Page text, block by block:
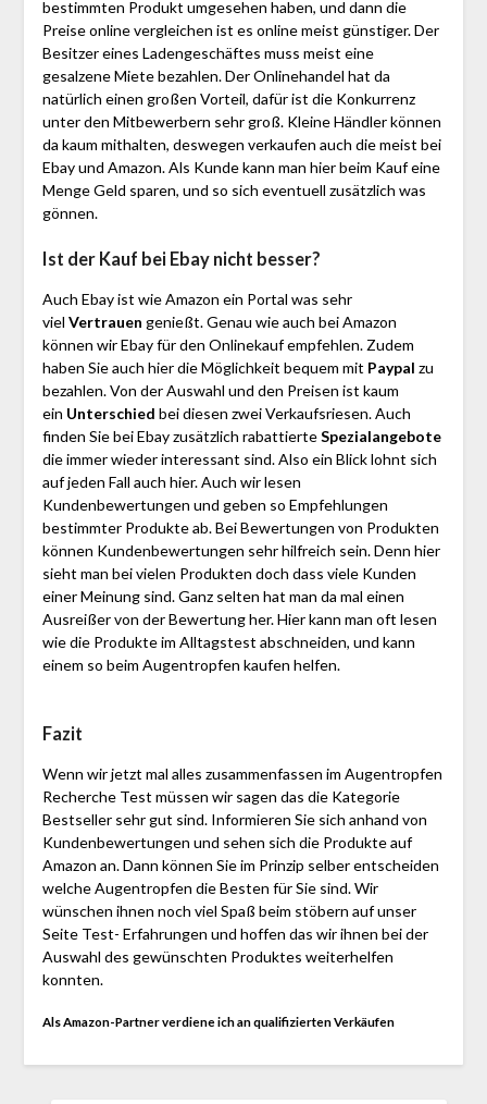
bestimmten Produkt umgesehen haben, und dann die
Preise online vergleichen ist es online meist günstiger. Der
Besitzer eines Ladengeschäftes muss meist eine
gesalzene Miete bezahlen. Der Onlinehandel hat da
natürlich einen großen Vorteil, dafür ist die Konkurrenz
unter den Mitbewerbern sehr groß. Kleine Händler können
da kaum mithalten, deswegen verkaufen auch die meist bei
Ebay und Amazon. Als Kunde kann man hier beim Kauf eine
Menge Geld sparen, und so sich eventuell zusätzlich was
gönnen.
Ist der Kauf bei Ebay nicht besser?
Auch Ebay ist wie Amazon ein Portal was sehr
viel Vertrauen genießt. Genau wie auch bei Amazon
können wir Ebay für den Onlinekauf empfehlen. Zudem
haben Sie auch hier die Möglichkeit bequem mit Paypal zu
bezahlen. Von der Auswahl und den Preisen ist kaum
ein Unterschied bei diesen zwei Verkaufsriesen. Auch
finden Sie bei Ebay zusätzlich rabattierteSpezialangebote
die immer wieder interessant sind. Also ein Blick lohnt sich
auf jeden Fall auch hier. Auch wir lesen
Kundenbewertungen und geben so Empfehlungen
bestimmter Produkte ab. Bei Bewertungen von Produkten
können Kundenbewertungen sehr hilfreich sein. Denn hier
sieht man bei vielen Produkten doch dass viele Kunden
einer Meinung sind. Ganz selten hat man da mal einen
Ausreißer von der Bewertung her. Hier kann man oft lesen
wie die Produkte im Alltagstest abschneiden, und kann
einem so beim Augentropfen kaufen helfen.
Fazit
Wenn wir jetzt mal alles zusammenfassen im Augentropfen
Recherche Test müssen wir sagen das die Kategorie
Bestseller sehr gut sind. Informieren Sie sich anhand von
Kundenbewertungen und sehen sich die Produkte auf
Amazon an. Dann können Sie im Prinzip selber entscheiden
welche Augentropfen die Besten für Sie sind. Wir
wünschen ihnen noch viel Spaß beim stöbern auf unser
Seite Test- Erfahrungen und hoffen das wir ihnen bei der
Auswahl des gewünschten Produktes weiterhelfen
konnten.
Als Amazon-Partner verdiene ich an qualifizierten Verkäufen